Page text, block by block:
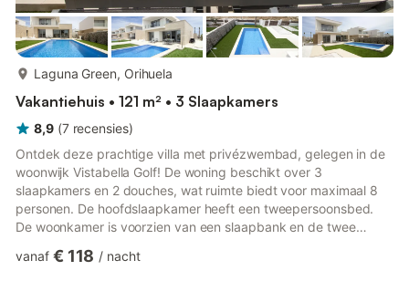
Laguna Green, Orihuela
Vakantiehuis • 121 m² • 3 Slaapkamers
8,9 (7 recensies)
Ontdek deze prachtige villa met privézwembad, gelegen in de
woonwijk Vistabella Golf! De woning beschikt over 3
slaapkamers en 2 douches, wat ruimte biedt voor maximaal 8
personen. De hoofdslaapkamer heeft een tweepersoonsbed.
De woonkamer is voorzien van een slaapbank en de twee
gecombineerd kunnen worden tot tweepersoonsbedden naar
vanaf € 118 / nacht